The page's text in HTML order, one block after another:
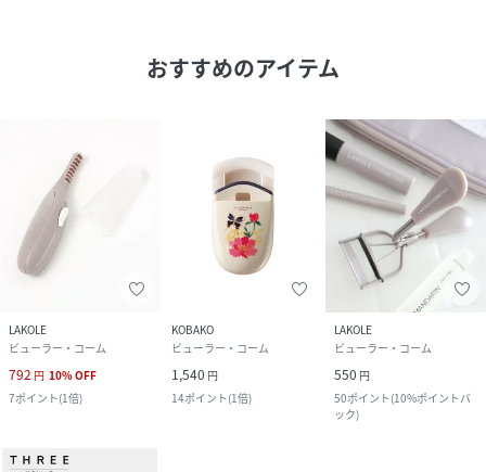
おすすめのアイテム
LAKOLE
ビューラー・コーム
792 円 10%OFF
7ポイント(1倍)
KOBAKO
ビューラー・コーム
1,540 円
14ポイント(1倍)
LAKOLE
ビューラー・コーム
550 円
50ポイント(10%ポイントバ
ック)